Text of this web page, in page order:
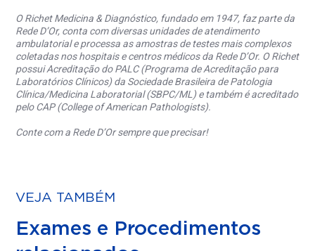
O Richet Medicina & Diagnóstico, fundado em 1947, faz parte da
Rede D’Or, conta com diversas unidades de atendimento
ambulatorial e processa as amostras de testes mais complexos
coletadas nos hospitais e centros médicos da Rede D’Or. O Richet
possui Acreditação do PALC (Programa de Acreditação para
Laboratórios Clínicos) da Sociedade Brasileira de Patologia
Clínica/Medicina Laboratorial (SBPC/ML) e também é acreditado
pelo CAP (College of American Pathologists).
Conte com a Rede D’Or sempre que precisar!
VEJA TAMBÉM
Exames e Procedimentos